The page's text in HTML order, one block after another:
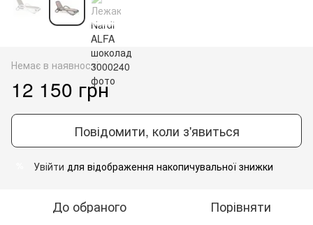
Немає в наявності
12 150 грн
Повідомити, коли з'явиться
Увійти для відображення накопичувальної знижки
До обраного Порівняти